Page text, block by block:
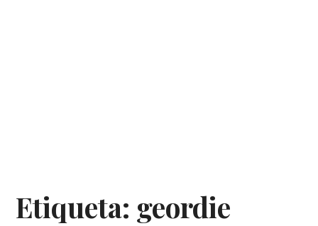
Etiqueta: geordie